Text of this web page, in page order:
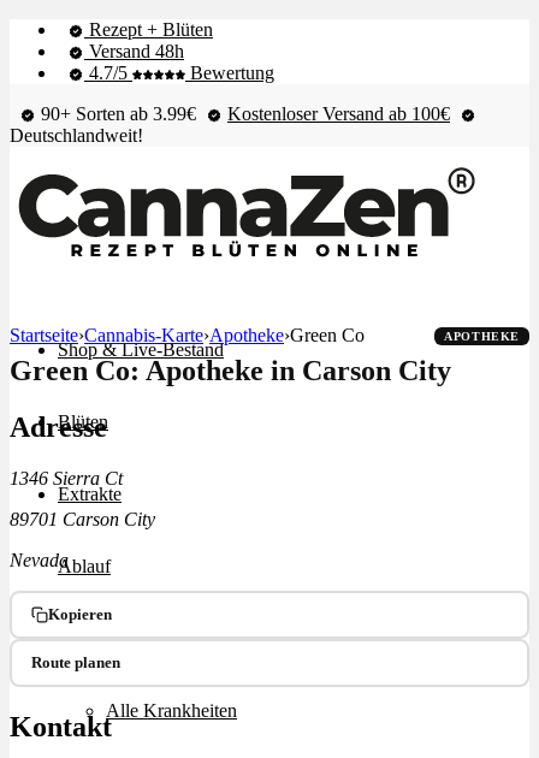
Rezept + Blüten
Versand 48h
4.7/5
Bewertung
90+ Sorten ab 3.99€
Kostenloser Versand ab 100€
Deutschlandweit!
Shop & Live-Bestand
Blüten
Extrakte
Ablauf
Therapien
Alle Krankheiten
Startseite›Cannabis-Karte›Apotheke›Green Co APOTHEKE
Green Co: Apotheke in Carson City
Adresse
1346 Sierra Ct
89701 Carson City
Nevada
Kopieren
Route planen
Kontakt